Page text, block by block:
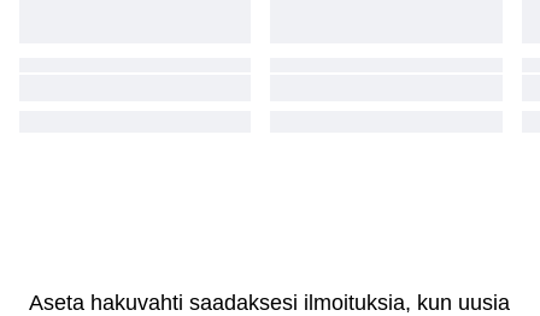
Aseta hakuvahti saadaksesi ilmoituksia, kun uusia